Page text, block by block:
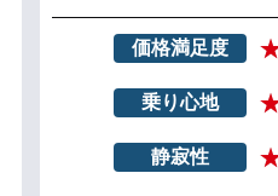
価格満足度
乗り心地
静寂性